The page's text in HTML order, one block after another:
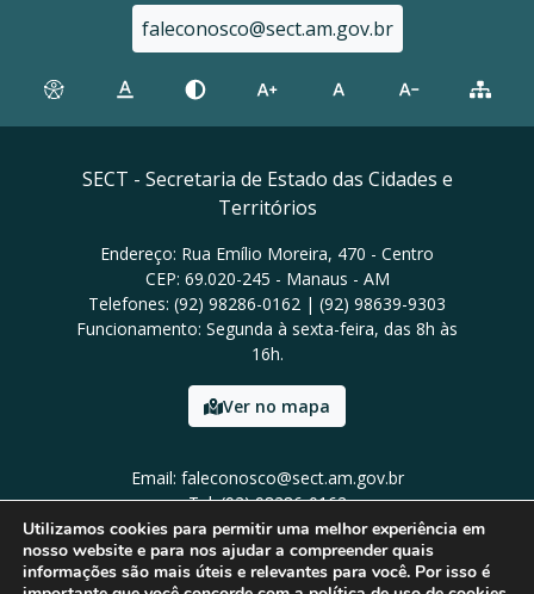
faleconosco@sect.am.gov.br
SECT - Secretaria de Estado das Cidades e
Territórios
Endereço: Rua Emílio Moreira, 470 - Centro
CEP: 69.020-245 - Manaus - AM
Telefones: (92) 98286-0162 | (92) 98639-9303
Funcionamento: Segunda à sexta-feira, das 8h às
16h.
Ver no mapa
Email: faleconosco@sect.am.gov.br
Tel: (92) 98286-0162
Utilizamos cookies para permitir uma melhor experiência em
nosso website e para nos ajudar a compreender quais
informações são mais úteis e relevantes para você. Por isso é